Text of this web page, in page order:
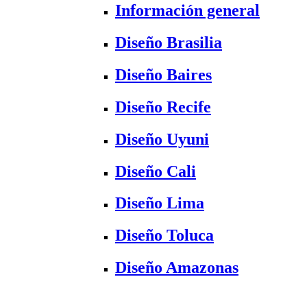
Información general
Diseño Brasilia
Diseño Baires
Diseño Recife
Diseño Uyuni
Diseño Cali
Diseño Lima
Diseño Toluca
Diseño Amazonas